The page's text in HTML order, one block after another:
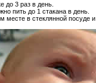
до 3 раз в день.
пить до 1 стакана в день.
в стеклянной посуде